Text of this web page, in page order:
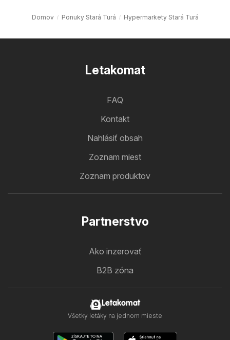
Domov Ponuky Stará Turá Hypermarkety Stará Turá
Letakomat
FAQ
Kontakt
Nahlásiť obsah
Zoznam miest
Zoznam produktov
Partnerstvo
Ako inzerovať
B2B zóna
Letakomat
Všetky letáky na jednom mieste